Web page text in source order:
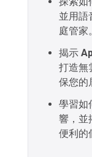
並用語
庭管家。
揭示
打造無
保您的
學習如
響，並
便利的